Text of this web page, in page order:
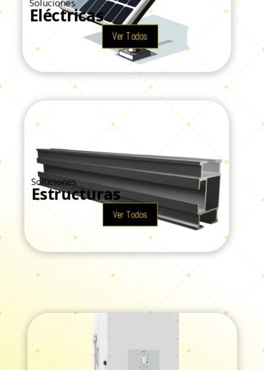
Soluciones
Eléctricas
Ver Todos
Soluciones
Estructuras
Ver Todos